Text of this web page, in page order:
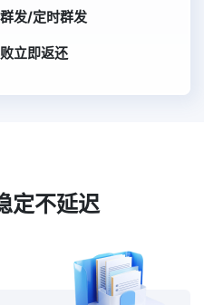
发/定时群发
立即返还
定不延迟